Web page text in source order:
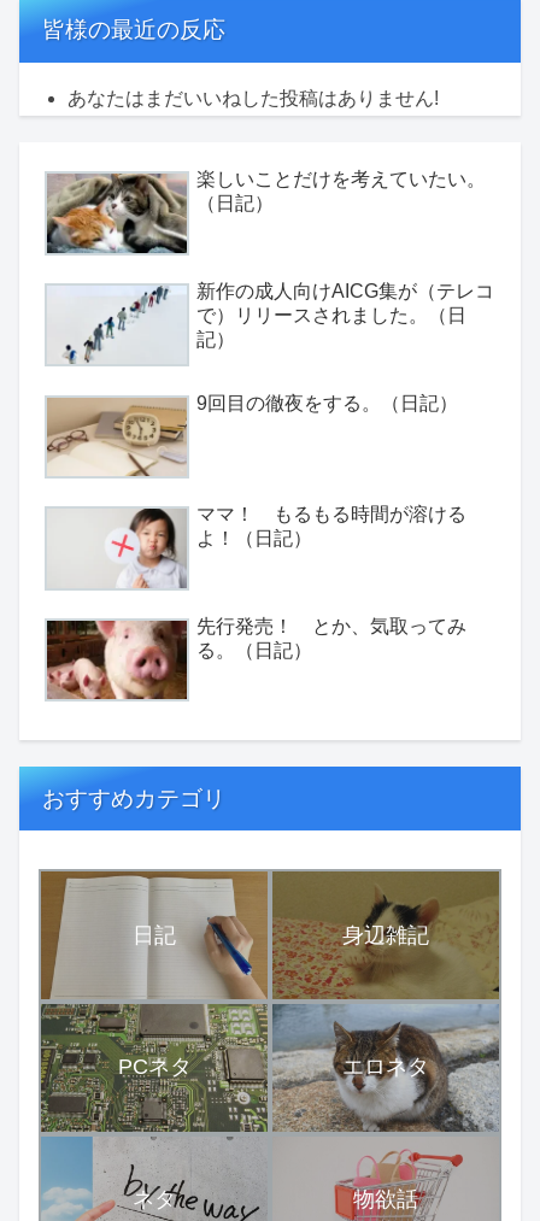
皆様の最近の反応
あなたはまだいいねした投稿はありません!
楽しいことだけを考えていたい。
（日記）
新作の成人向けAICG集が（テレコ
で）リリースされました。（日
記）
9回目の徹夜をする。（日記）
ママ！ もるもる時間が溶ける
よ！（日記）
先行発売！ とか、気取ってみ
る。（日記）
おすすめカテゴリ
日記 身辺雑記
PCネタ エロネタ
ネタ 物欲話